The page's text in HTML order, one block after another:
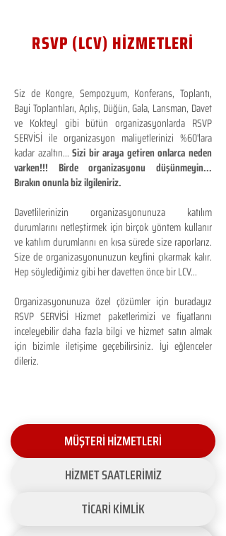
RSVP (LCV) HİZMETLERİ
Siz de Kongre, Sempozyum, Konferans, Toplantı,
Bayi Toplantıları, Açılış, Düğün, Gala, Lansman, Davet
ve Kokteyl gibi bütün organizasyonlarda RSVP
SERVİSİ ile organizasyon maliyetlerinizi %60'lara
kadar azaltın...Sizi bir araya getiren onlarca neden
varken!!! Birde organizasyonu düşünmeyin...
Bırakın onunla biz ilgileniriz.
Davetlilerinizin organizasyonunuza katılım
durumlarını netleştirmek için birçok yöntem kullanır
ve katılım durumlarını en kısa sürede size raporlarız.
Size de organizasyonunuzun keyfini çıkarmak kalır.
Hep söylediğimiz gibi her davetten önce bir LCV...
Organizasyonunuza özel çözümler için buradayız
RSVP SERVİSİ Hizmet paketlerimizi ve fiyatlarını
inceleyebilir daha fazla bilgi ve hizmet satın almak
için bizimle iletişime geçebilirsiniz. İyi eğlenceler
dileriz.
MÜŞTERİ HİZMETLERİ
HİZMET SAATLERİMİZ
TİCARİ KİMLİK